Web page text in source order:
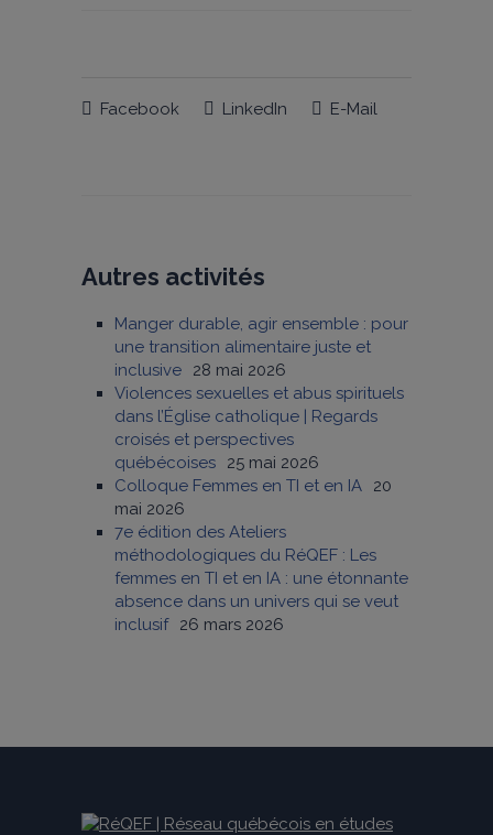
Facebook LinkedIn E-Mail
Autres activités
Manger durable, agir ensemble : pour
une transition alimentaire juste et
inclusive
28 mai 2026
Violences sexuelles et abus spirituels
dans l’Église catholique | Regards
croisés et perspectives
québécoises
25 mai 2026
Colloque Femmes en TI et en IA
20
mai 2026
7e édition des Ateliers
méthodologiques du RéQEF : Les
femmes en TI et en IA : une étonnante
absence dans un univers qui se veut
inclusif
26 mars 2026